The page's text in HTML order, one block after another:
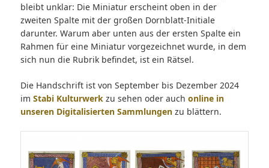
bleibt unklar: Die Miniatur erscheint oben in der
zweiten Spalte mit der großen Dornblatt-Initiale
darunter. Warum aber unten aus der ersten Spalte ein
Rahmen für eine Miniatur vorgezeichnet wurde, in dem
sich nun die Rubrik befindet, ist ein Rätsel.
Die Handschrift ist von September bis Dezember 2024
im Stabi Kulturwerkzu sehen oder auch online in
unseren Digitalisierten Sammlungenzu blättern.